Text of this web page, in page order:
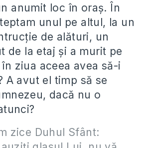
anumit loc în oraș. În
unul pe altul, la un
de alături, un
de la etaj și a murit pe
ziua aceea avea să-i
A avut el timp să se
dacă nu o
zice Duhul Sfânt: